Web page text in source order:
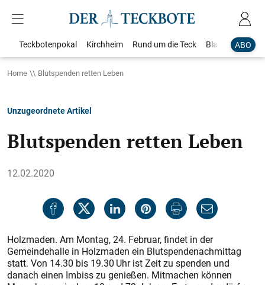
ABO
Teckbotenpokal Kirchheim Rund um die Teck Blaulicht
Home Blutspenden retten Leben
Unzugeordnete Artikel
Blutspenden retten Leben
12.02.2020
Holzmaden. Am Montag, 24. Februar, findet in der
Gemeindehalle in Holzmaden ein Blutspendenachmittag
statt. Von 14.30 bis 19.30 Uhr ist Zeit zu spenden und
danach einen Imbiss zu genießen. Mitmachen können